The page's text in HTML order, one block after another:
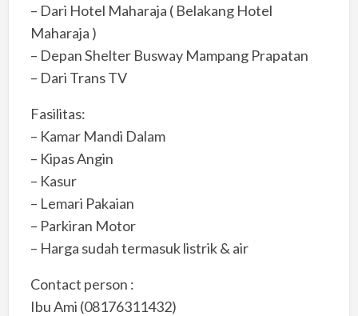
– Dari Hotel Maharaja ( Belakang Hotel
Maharaja )
– Depan Shelter Busway Mampang Prapatan
– Dari Trans TV
Fasilitas:
– Kamar Mandi Dalam
– Kipas Angin
– Kasur
– Lemari Pakaian
– Parkiran Motor
– Harga sudah termasuk listrik & air
Contact person :
Ibu Ami (08176311432)